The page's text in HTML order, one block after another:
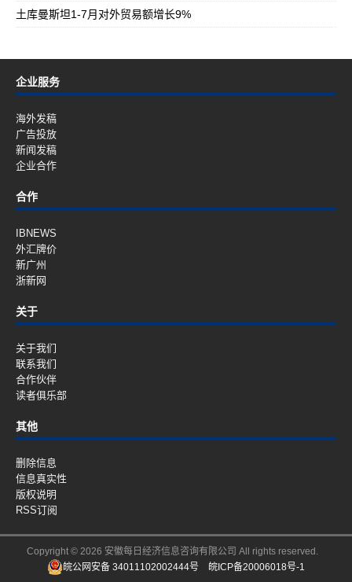
土库曼斯坦1-7月对外贸易额增长9%
企业服务
海外发稿
广告投放
新闻发稿
企业合作
合作
IBNEWS
外汇牌价
新广州
浙新网
关于
关于我们
联系我们
合作伙伴
读者俱乐部
其他
删除信息
信息真实性
版权说明
RSS订阅
Copyright © 2026 安徽每日经济信息咨询有限公司 All rights reserved.
皖公网安备 34011102002444号
皖ICP备20006018号-1